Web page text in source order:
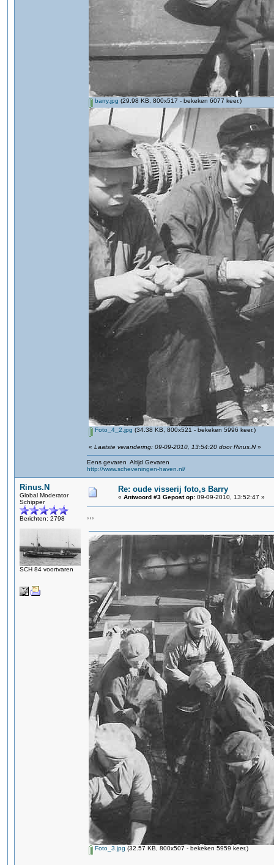
barry.jpg (29.98 KB, 800x517 - bekeken 6077 keer.)
Foto_4_2.jpg (34.38 KB, 800x521 - bekeken 5996 keer.)
« Laatste verandering: 09-09-2010, 13:54:20 door Rinus.N»
Eens gevaren Altijd Gevaren
http://www.scheveningen-haven.nl/
Rinus.N
Global Moderator
Schipper
Berichten: 2798
SCH 84 voortvaren
Re: oude visserij foto,s Barry
« Antwoord #3 Gepost op: 09-09-2010, 13:52:47 »
,,,
Foto_3.jpg (32.57 KB, 800x507 - bekeken 5959 keer.)